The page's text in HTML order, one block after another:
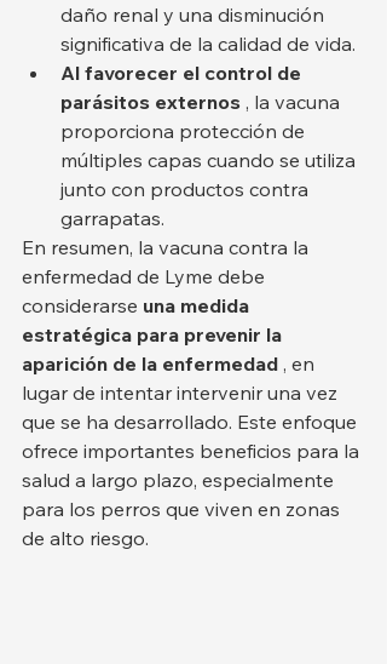
daño renal y una disminución
significativa de la calidad de vida.
Al favorecer el control de
parásitos externos , la vacuna
proporciona protección de
múltiples capas cuando se utiliza
junto con productos contra
garrapatas.
En resumen, la vacuna contra la
enfermedad de Lyme debe
considerarse una medida
estratégica para prevenir la
aparición de la enfermedad , en
lugar de intentar intervenir una vez
que se ha desarrollado. Este enfoque
ofrece importantes beneficios para la
salud a largo plazo, especialmente
para los perros que viven en zonas
de alto riesgo.